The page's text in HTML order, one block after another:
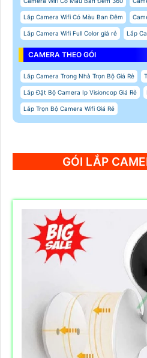
Lắp Camera Wifi Có Màu Ban Đêm
Lắp Camera Wifi Full Color giá rẻ Lắp
CAMERA THEO GÓI
Lắp Camera Trong Nhà Trọn Bộ Giá Rẻ
Lắp Đặt Bộ Camera Ip Visioncop Giá Rẻ
Lắp Trọn Bộ Camera Wifi Giá Rẻ
GÓI LẮP